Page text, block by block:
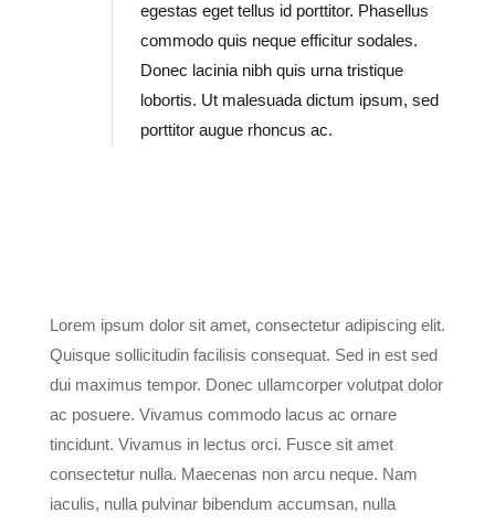
egestas eget tellus id porttitor. Phasellus
commodo quis neque efficitur sodales.
Donec lacinia nibh quis urna tristique
lobortis. Ut malesuada dictum ipsum, sed
porttitor augue rhoncus ac.
Lorem ipsum dolor sit amet, consectetur adipiscing elit.
Quisque sollicitudin facilisis consequat. Sed in est sed
dui maximus tempor. Donec ullamcorper volutpat dolor
ac posuere. Vivamus commodo lacus ac ornare
tincidunt. Vivamus in lectus orci. Fusce sit amet
consectetur nulla. Maecenas non arcu neque. Nam
iaculis, nulla pulvinar bibendum accumsan, nulla